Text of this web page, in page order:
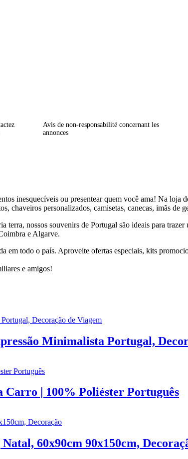
Avis de non-responsabilité concernant les
annonces
inesquecíveis ou presentear quem você ama! Na
chaveiros personalizados, camisetas, canecas, imãs de
nossos souvenirs de Portugal são ideais para
e Algarve.
em todo o país. Aproveite ofertas especiais, kits
e amigos!
Minimalista Portugal,
Carro | 100% Poliéster Português
60x90cm 90x150cm,